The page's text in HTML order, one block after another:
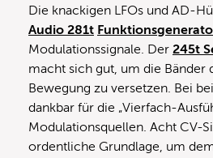
Die knackigen LFOs und AD-
Audio 281t
Modulationssignale. Der 245t
macht sich gut, um die Bänder
Bewegung zu versetzen. Bei
dankbar für die „Vierfach-
Modulationsquellen. Acht CV-
ordentliche Grundlage, um